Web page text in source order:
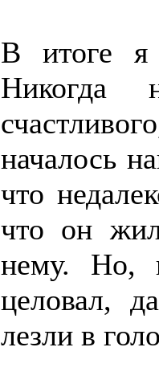
В итоге я
Никогда
началось
что
что он
нему. Но,
целовал,
лезли в